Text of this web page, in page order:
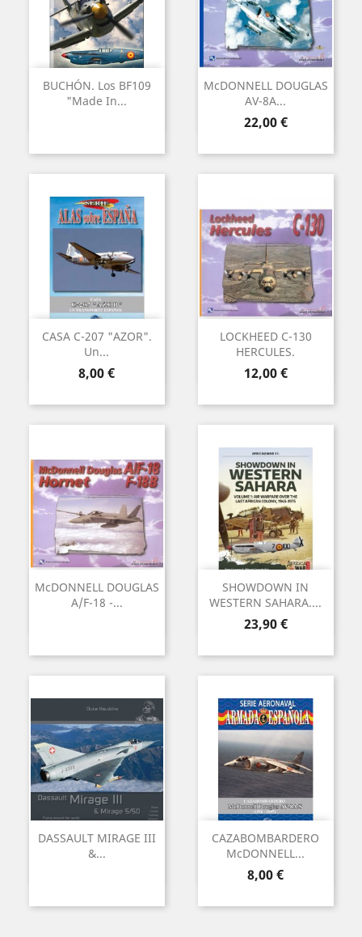
BUCHÓN. Los BF109
"Made In...
McDONNELL DOUGLAS
AV-8A...
Preu
22,00 €
CASA C-207 "AZOR".
Un...
Preu
8,00 €
LOCKHEED C-130
HERCULES.
Preu
12,00 €
McDONNELL DOUGLAS
A/F-18 -...
SHOWDOWN IN
WESTERN SAHARA....
Preu
23,90 €
DASSAULT MIRAGE III
&...
CAZABOMBARDERO
McDONNELL...
Preu
8,00 €